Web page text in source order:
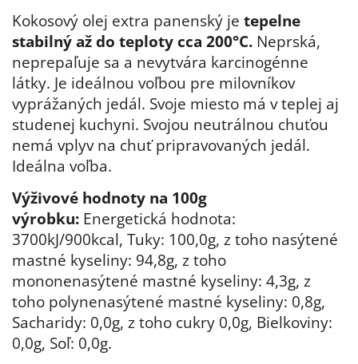
Kokosový olej extra panenský je tepelne
stabilný až do teploty cca 200°C. Neprská,
neprepaľuje sa a nevytvára karcinogénne
látky. Je ideálnou voľbou pre milovníkov
vyprážaných jedál. Svoje miesto má v teplej aj
studenej kuchyni. Svojou neutrálnou chuťou
nemá vplyv na chuť pripravovaných jedál.
Ideálna voľba.
Výživové hodnoty na 100g
výrobku: Energetická hodnota:
3700kJ/900kcal, Tuky: 100,0g, z toho nasýtené
mastné kyseliny: 94,8g, z toho
mononenasýtené mastné kyseliny: 4,3g, z
toho polynenasýtené mastné kyseliny: 0,8g,
Sacharidy: 0,0g, z toho cukry 0,0g, Bielkoviny:
0,0g, Soľ: 0,0g.